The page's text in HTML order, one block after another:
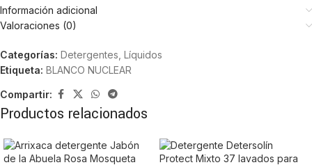
Información adicional
Valoraciones (0)
Categorías: Detergentes Líquidos
Etiqueta: BLANCO NUCLEAR
Compartir:
Productos relacionados